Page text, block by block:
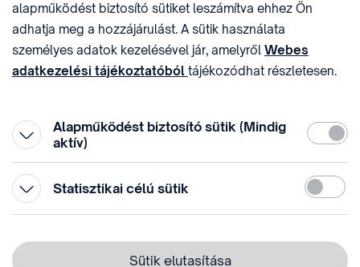
1081 Budapest II. János
Pál pápa tér 7.
SZTNHOPS, KRID:
174434905
KÖZÖSSÉGI MÉDIA
⁣ ⁣
alapműködést biztosító sütiket leszámítva ehhez Ön
adhatja meg a hozzájárulást. A sütik használata
személyes adatok kezelésével jár, amelyről Webes
adatkezelési tájékoztatóból tájékozódhat részletesen.
Alapműködést biztosító sütik (Mindig
aktív)
Statisztikai célú sütik
Sütik elutasítása